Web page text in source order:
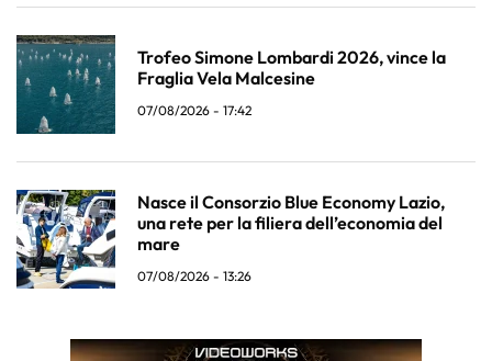
Trofeo Simone Lombardi 2026, vince la
Fraglia Vela Malcesine
07/08/2026 - 17:42
Nasce il Consorzio Blue Economy Lazio,
una rete per la filiera dell’economia del
mare
07/08/2026 - 13:26